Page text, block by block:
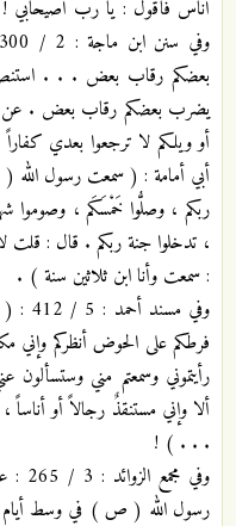
أناس فأقول : يا رب أصيحابي
بعضكم رقاب بعض . . .
يضرب بعضكم رقاب بعض . عن
أبي أمامة : ( سمعت رسول الله
ربكم ، وصلُّوا خَمْسَكَم ، وصوموا
، تدخلوا جنة ربكم . قال : قلت
: سمعت وأنا ابن ثلاثين سنة ) .
وفي
فرطكم على الحوض أنظركم وإني
رأيتموني وسمعتم مني
ألا وإني مستنقذٌ رجالاً أو
. . . ) !
رسول الله ( ص ) في وسط أيام